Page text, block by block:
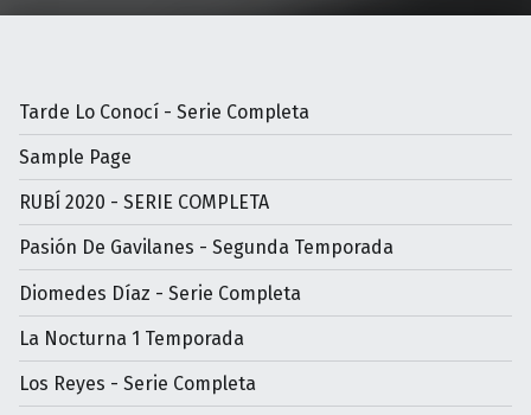
Tarde Lo Conocí - Serie Completa
Sample Page
RUBÍ 2020 - SERIE COMPLETA
Pasión De Gavilanes - Segunda Temporada
Diomedes Díaz - Serie Completa
La Nocturna 1 Temporada
Los Reyes - Serie Completa